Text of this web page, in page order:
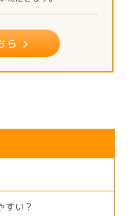
ら
すい？